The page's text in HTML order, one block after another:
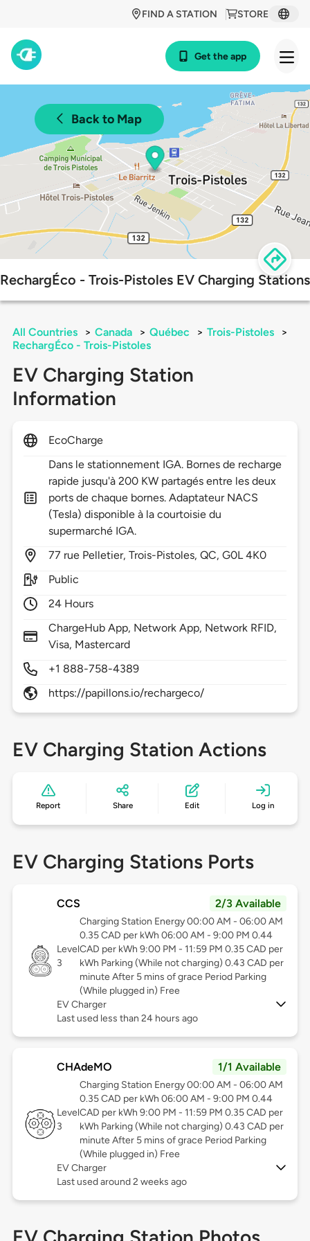
STORE
FIND A STATION
Get the app
Back to Map
RechargÉco - Trois-Pistoles EV Charging Stations
All Countries > Canada > Québec > Trois-Pistoles
>
RechargÉco - Trois-Pistoles
EV Charging Station
Information
EcoCharge
Dans le stationnement IGA. Bornes de recharge
rapide jusqu'à 200 KW partagés entre les deux
ports de chaque bornes. Adaptateur NACS
(Tesla) disponible à la courtoisie du
supermarché IGA.
77 rue Pelletier,Trois-Pistoles,QC,G0L 4K0
Public
24 Hours
ChargeHub App, Network App, Network RFID,
Visa, Mastercard
+1 888-758-4389
https://papillons.io/rechargeco/
EV Charging Station Actions
Report Share Edit Log in
EV Charging Stations Ports
CCS 2/3 Available
Level
3
Charging Station Energy 00:00 AM - 06:00 AM
0.35 CAD per kWh 06:00 AM - 9:00 PM 0.44
CAD per kWh 9:00 PM - 11:59 PM 0.35 CAD per
kWh Parking (While not charging) 0.43 CAD per
minute After 5 mins of grace Period Parking
(While plugged in) Free
EV Charger
Last used less than 24 hours ago
CHAdeMO 1/1 Available
Level
3
Charging Station Energy 00:00 AM - 06:00 AM
0.35 CAD per kWh 06:00 AM - 9:00 PM 0.44
CAD per kWh 9:00 PM - 11:59 PM 0.35 CAD per
kWh Parking (While not charging) 0.43 CAD per
minute After 5 mins of grace Period Parking
(While plugged in) Free
EV Charger
Last used around 2 weeks ago